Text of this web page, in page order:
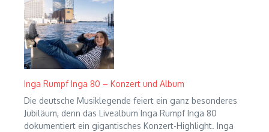
Inga Rumpf Inga 80 – Konzert und Album
Die deutsche Musiklegende feiert ein ganz besonderes
Jubiläum, denn das Livealbum Inga Rumpf Inga 80
dokumentiert ein gigantisches Konzert-Highlight. Inga